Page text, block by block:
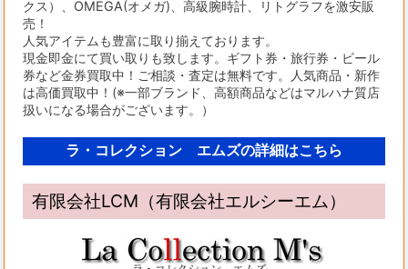
クス）、OMEGA(オメガ)、高級腕時計、リトグラフを激安販
売！
人気アイテムも豊富に取り揃えております。
現金即金にて買い取りも致します。ギフト券・旅行券・ビール
券など金券買取中！ご相談・査定は無料です。人気商品・新作
は高価買取中！(※一部ブランド、高額商品などはマルハナ質店
扱いになる場合がございます。）
ラ・コレクション エムズの詳細はこちら
有限会社LCM（有限会社エルシーエム）